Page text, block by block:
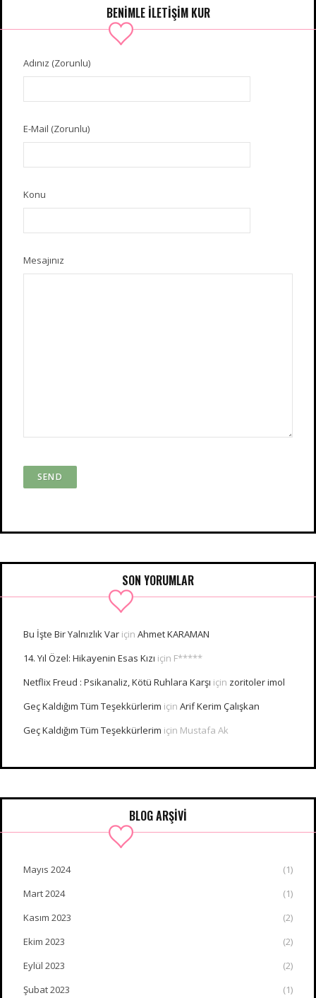
BENIMLE İLETIŞIM KUR
Adınız (Zorunlu)
E-Mail (Zorunlu)
Konu
Mesajınız
SON YORUMLAR
Bu İşte Bir Yalnızlık Var için Ahmet KARAMAN
14. Yıl Özel: Hikayenin Esas Kızı için F*****
Netflix Freud : Psikanaliz, Kötü Ruhlara Karşı için zoritoler imol
Geç Kaldığım Tüm Teşekkürlerim için Arif Kerim Çalışkan
Geç Kaldığım Tüm Teşekkürlerim için Mustafa Ak
BLOG ARŞİVİ
Mayıs 2024
(1)
Mart 2024
(1)
Kasım 2023
(2)
Ekim 2023
(2)
Eylül 2023
(2)
Şubat 2023
(1)